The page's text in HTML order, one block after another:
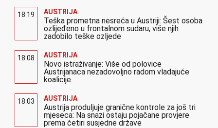
18:19 AUSTRIJA
Teška prometna nesreća u Austriji: Šest osoba
ozlijeđeno u frontalnom sudaru, više njih
zadobilo teške ozljede
18:08 AUSTRIJA
Novo istraživanje: Više od polovice
Austrijanaca nezadovoljno radom vladajuće
koalicije
18:03 AUSTRIJA
Austrija produljuje granične kontrole za još tri
mjeseca: Na snazi ostaju pojačane provjere
prema četiri susjedne države